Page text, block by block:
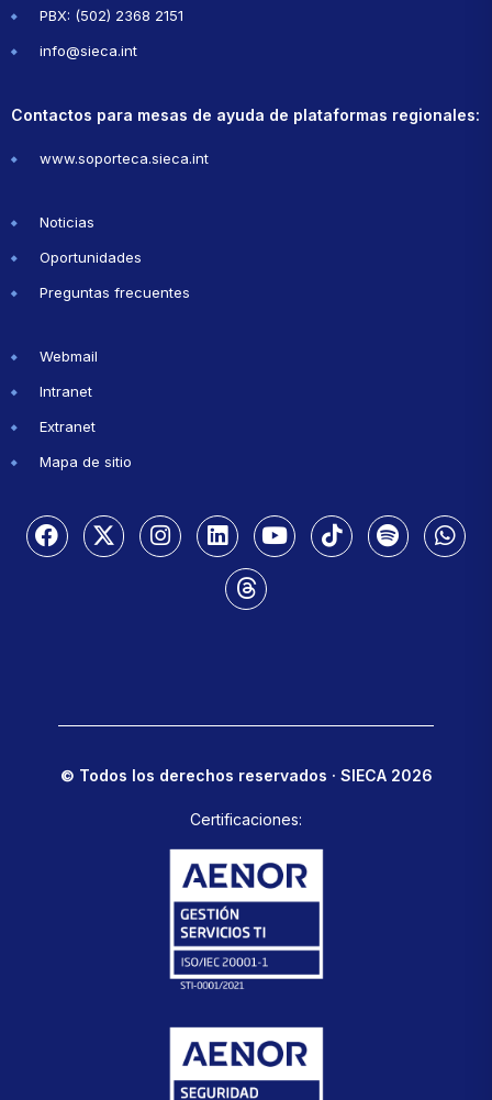
PBX: (502) 2368 2151
info@sieca.int
Contactos para mesas de ayuda de plataformas regionales:
www.soporteca.sieca.int
Noticias
Oportunidades
Preguntas frecuentes
Webmail
Intranet
Extranet
Mapa de sitio
© Todos los derechos reservados · SIECA 2026
Certificaciones: